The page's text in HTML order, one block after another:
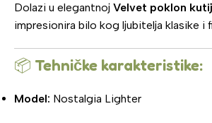
Dolazi u elegantnoj Velvet poklon
impresionira bilo kog ljubitelja klasike i
📦 Tehničke karakteristike:
Model: Nostalgia Lighter